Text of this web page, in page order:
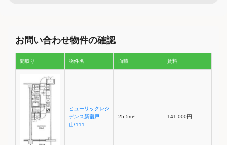
お問い合わせ物件の確認
間取り 物件名 面積 賃料
ヒューリックレジ
デンス新宿戸
山/111
25.5m² 141,000円